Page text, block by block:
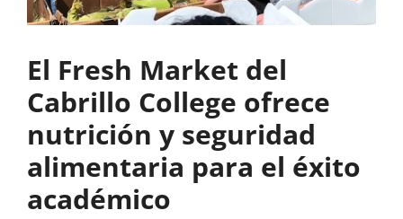
El Fresh Market del
Cabrillo College ofrece
nutrición y seguridad
alimentaria para el éxito
académico